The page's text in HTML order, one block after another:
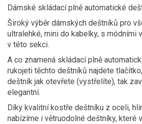
Kč
Kč
Dostupnost
Skladem
Na objednání
Není skladem
Nové produkty
Dámské skládací plně automatické
Široký výběr dámských deštníků pro
ultralehké, mini do kabelky, s módními
v této sekci.
A co znamená skládací plně
rukojeti těchto deštníků najdete
deštník jak otevřete (vystřelíte), tak
elegantní.
Díky kvalitní kostře deštníku z oceli,
nabízíme i větruodolné deštníky, které